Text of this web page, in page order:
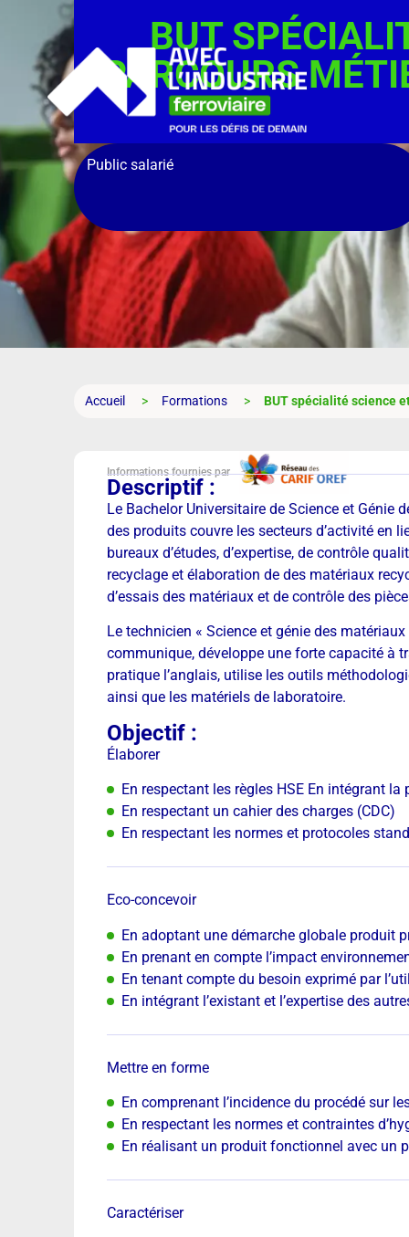
BUT
PARCOURS
Public salarié
Accueil Formations BUT spécialité science
Informations fournies par
Descriptif :
Le Bachelor Universitaire de Science et Génie
des produits couvre les secteurs d’activité en
bureaux d’études, d’expertise, de contrôle
recyclage et élaboration de des matériaux
d’essais des matériaux et de contrôle des
Le technicien « Science et génie des
communique, développe une forte capacité à
pratique l’anglais, utilise les outils
ainsi que les matériels de laboratoire.
Objectif :
Élaborer
En respectant les règles HSE En intégrant
En respectant un cahier des charges (CDC)
En respectant les normes et protocoles
Eco-concevoir
En adoptant une démarche globale produit
En prenant en compte l’impact
En tenant compte du besoin exprimé par
En intégrant l’existant et l’expertise des
Mettre en forme
En comprenant l’incidence du procédé sur
En respectant les normes et contraintes
En réalisant un produit fonctionnel avec un
Caractériser